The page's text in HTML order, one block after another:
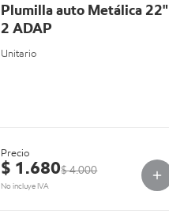
Plumilla auto Metálica 22"
2 ADAP
Unitario
Precio
$ 1.680$ 4.000
No incluye IVA